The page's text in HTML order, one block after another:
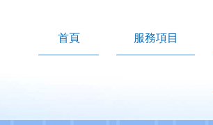
首頁 服務項目